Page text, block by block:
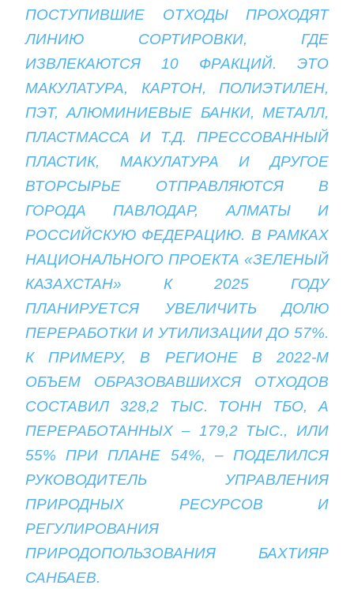
ПОСТУПИВШИЕ ОТХОДЫ ПРОХОДЯТ
ЛИНИЮ СОРТИРОВКИ, ГДЕ
ИЗВЛЕКАЮТСЯ 10 ФРАКЦИЙ. ЭТО
МАКУЛАТУРА, КАРТОН, ПОЛИЭТИЛЕН,
ПЭТ, АЛЮМИНИЕВЫЕ БАНКИ, МЕТАЛЛ,
ПЛАСТМАССА И Т.Д. ПРЕССОВАННЫЙ
ПЛАСТИК, МАКУЛАТУРА И ДРУГОЕ
ВТОРСЫРЬЕ ОТПРАВЛЯЮТСЯ В
ГОРОДА ПАВЛОДАР, АЛМАТЫ И
РОССИЙСКУЮ ФЕДЕРАЦИЮ. В РАМКАХ
НАЦИОНАЛЬНОГО ПРОЕКТА «ЗЕЛЕНЫЙ
КАЗАХСТАН» К 2025 ГОДУ
ПЛАНИРУЕТСЯ УВЕЛИЧИТЬ ДОЛЮ
ПЕРЕРАБОТКИ И УТИЛИЗАЦИИ ДО 57%.
К ПРИМЕРУ, В РЕГИОНЕ В 2022-М
ОБЪЕМ ОБРАЗОВАВШИХСЯ ОТХОДОВ
СОСТАВИЛ 328,2 ТЫС. ТОНН ТБО, А
ПЕРЕРАБОТАННЫХ – 179,2 ТЫС., ИЛИ
55% ПРИ ПЛАНЕ 54%, – ПОДЕЛИЛСЯ
РУКОВОДИТЕЛЬ УПРАВЛЕНИЯ
ПРИРОДНЫХ РЕСУРСОВ И
РЕГУЛИРОВАНИЯ
ПРИРОДОПОЛЬЗОВАНИЯ БАХТИЯР
САНБАЕВ.